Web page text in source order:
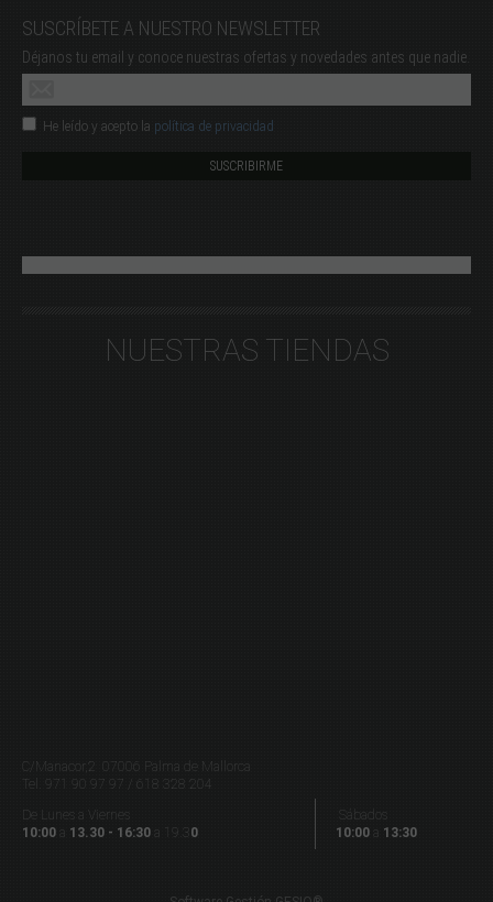
SUSCRÍBETE A NUESTRO NEWSLETTER
Déjanos tu email y conoce nuestras ofertas y novedades antes que nadie.
He leído y acepto la política de privacidad
NUESTRAS TIENDAS
C/Manacor,2 07006 Palma de Mallorca
971 90 97 97 / 618 328 204
De Lunes a Viernes
10:00 a 13.30 - 16:30 a 19.3 0
Sábados
10:00 a 13:30